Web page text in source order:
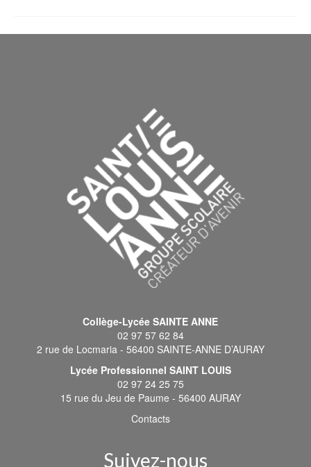
Collège-Lycée SAINTE ANNE
02 97 57 62 84
2 rue de Locmaria - 56400 SAINTE-ANNE D’AURAY
Lycée Professionnel SAINT LOUIS
02 97 24 25 75
15 rue du Jeu de Paume - 56400 AURAY
Contacts
Suivez-nous